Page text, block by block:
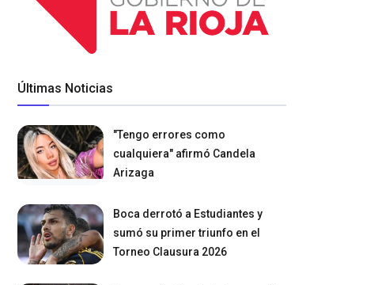
Últimas Noticias
"Tengo errores como
cualquiera" afirmó Candela
Arizaga
Boca derrotó a Estudiantes y
sumó su primer triunfo en el
Torneo Clausura 2026